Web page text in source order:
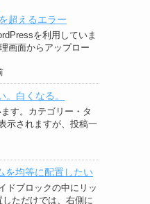
超えるエラー
を利用していま
画面からアップロー
白くなる。
す。カテゴリー・タ
示されますが、投稿一
を均等に配置したい
ドブロックの中にリッ
ただけでは、右側に